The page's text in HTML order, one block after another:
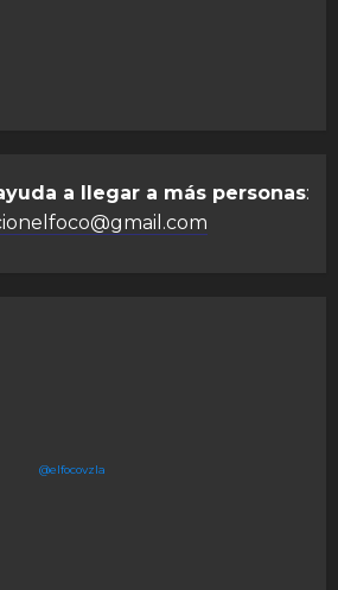
a llegar a más personas:
@elfocovzla